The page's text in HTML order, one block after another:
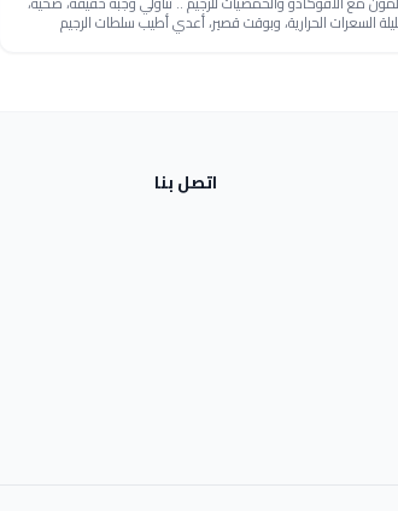
السعرات الحرارية، وبوقت قصير، أعدي أطيب سلطات الرجيم
اتصل بنا